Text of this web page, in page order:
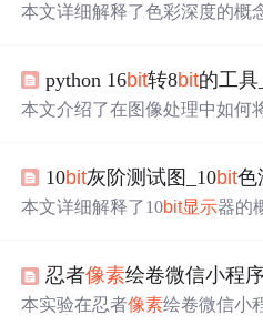
本文详细解释了色彩深度的概
用。python 16bit转8bit的工具
本文介绍了在图像处理中如何
了Python实现的转换函数，并
确保图像质量。
10bit灰阶测试图_10bit色
本文详细解释了10bit显示器的
忍者像素绘卷微信小程
本实验在忍者像素绘卷微信小